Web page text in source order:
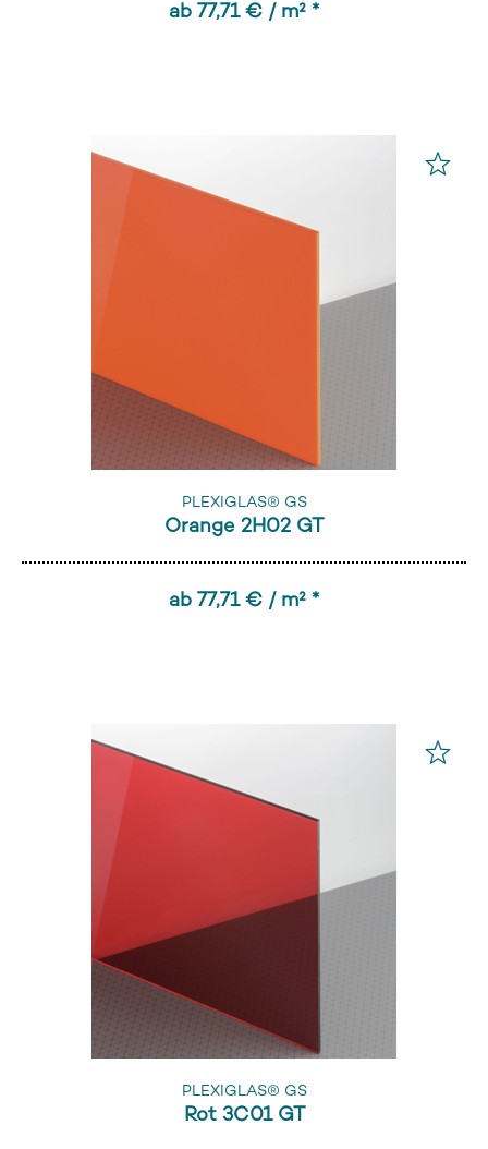
ab 77,71 € / m² *
PLEXIGLAS® GS
Orange 2H02 GT
ab 77,71 € / m² *
PLEXIGLAS® GS
Rot 3C01 GT